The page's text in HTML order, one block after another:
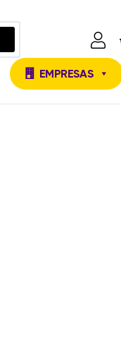
EMPRESAS